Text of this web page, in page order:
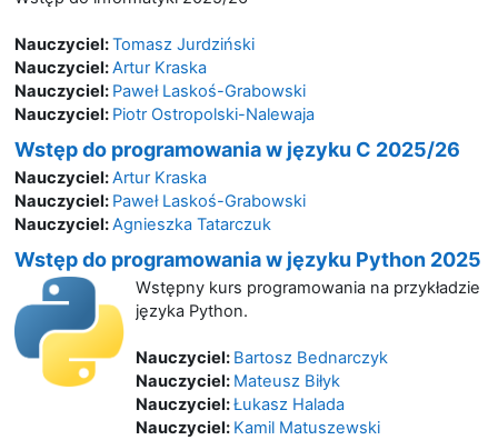
Nauczyciel:Tomasz Jurdziński
Nauczyciel:Artur Kraska
Nauczyciel: Paweł Laskoś-Grabowski
Nauczyciel: Piotr Ostropolski-Nalewaja
Wstęp do programowania w języku C 2025/26
Nauczyciel:Artur Kraska
Nauczyciel: Paweł Laskoś-Grabowski
Nauczyciel:Agnieszka Tatarczuk
Wstęp do programowania w języku Python 2025
Wstępny kurs programowania na przykładzie
języka Python.
Nauczyciel: Bartosz Bednarczyk
Nauczyciel: Mateusz Biłyk
Nauczyciel:Łukasz Halada
Nauczyciel: Kamil Matuszewski